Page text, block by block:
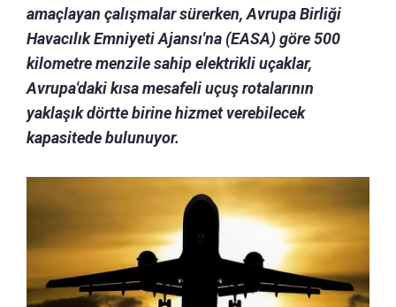
amaçlayan çalışmalar sürerken, Avrupa Birliği
Havacılık Emniyeti Ajansı'na (EASA) göre 500
kilometre menzile sahip elektrikli uçaklar,
Avrupa'daki kısa mesafeli uçuş rotalarının
yaklaşık dörtte birine hizmet verebilecek
kapasitede bulunuyor.